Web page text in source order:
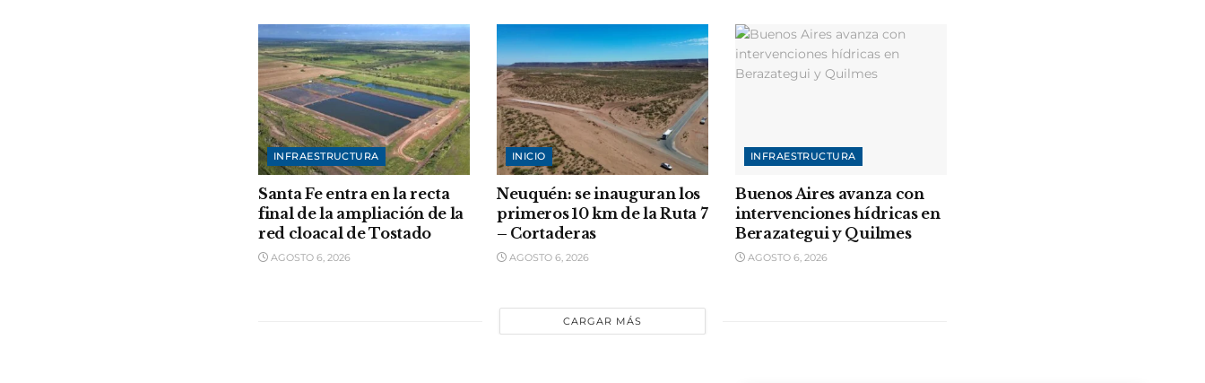
INFRAESTRUCTURA
Santa Fe entra en la recta
final de la ampliación de la
red cloacal de Tostado
AGOSTO 6, 2026
INICIO
Neuquén: se inauguran los
primeros 10 km de la Ruta 7
– Cortaderas
AGOSTO 6, 2026
INFRAESTRUCTURA
Buenos Aires avanza con
intervenciones hídricas en
Berazategui y Quilmes
AGOSTO 6, 2026
CARGAR MÁS